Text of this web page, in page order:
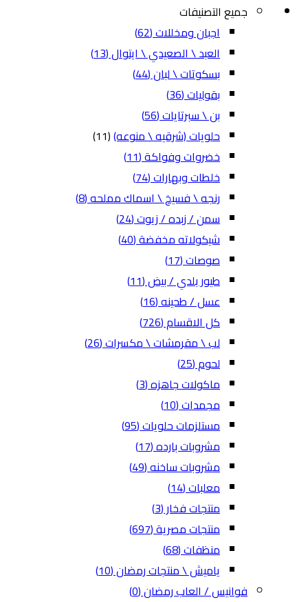
جميع التصنيفات
اجبان ومخللات(62)
العبد \ الصعيدي \ ايتوال(13)
بسكوتات \ لبان(44)
بقوليات(36)
بن \ سبرتايات(56)
حلويات (شرقيه \ منوعه)(11)
خضروات وفواكة(11)
خلطات وبهارات(74)
رنجه \ فسيخ \ اسماك مملحه(8)
سمن / زبده / زيوت(24)
شيكولاته مخفضة(40)
صوصات(17)
طيور بلدي / بيض(11)
عسل / طحينه(16)
كل الاقسام(726)
لب \ مقرمشات \ مكسرات(26)
لحوم(25)
ماكولات جاهزه(3)
مجمدات(10)
مستلزمات حلويات(95)
مشروبات بارده(17)
مشروبات ساخنه(49)
معلبات(14)
منتجات فخار(3)
منتجات مصرية(697)
منظفات(68)
ياميش \ منتجات رمضان(10)
فوانيس / العاب رمضان(0)